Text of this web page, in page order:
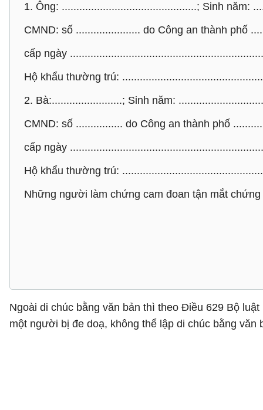
1. Ông: ..............................................; Sinh năm:
CMND: số ...................... do Công an thành phố
cấp ngày
Hộ khẩu thường trú:
2. Bà:........................; Sinh năm:
CMND: số ................ do Công an thành phố
cấp ngày
Hộ khẩu thường trú:
Những người làm chứng cam đoan tận mắt
Ngoài di chúc bằng văn bản thì theo Điều 629 Bộ
một người bị đe doạ, không thể lập di chúc bằng